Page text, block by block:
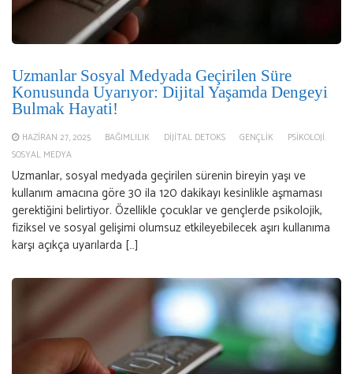
Uzmanlar Sosyal Medyada Geçirilen Süre
Konusunda Uyarıyor: Dijital Yaşamda Dengeyi
Bulmak Hayati!
HAZIRAN 27, 2025 BAĞIMLILIK DIJITAL DETOKS GENÇLIK
PSIKOLOJI.
SOSYAL MEDYA
Uzmanlar, sosyal medyada geçirilen sürenin bireyin yaşı ve
kullanım amacına göre 30 ila 120 dakikayı kesinlikle aşmaması
gerektiğini belirtiyor. Özellikle çocuklar ve gençlerde psikolojik,
fiziksel ve sosyal gelişimi olumsuz etkileyebilecek aşırı kullanıma
karşı açıkça uyarılarda […]